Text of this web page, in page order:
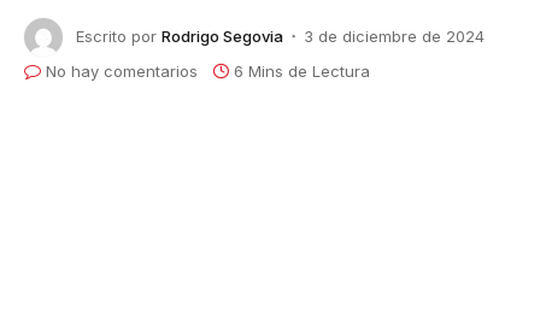
Escrito por Rodrigo Segovia
3 de diciembre de 2024
No hay comentarios
6 Mins de Lectura